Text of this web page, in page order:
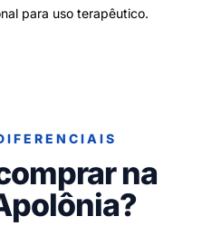
para uso terapêutico.
na